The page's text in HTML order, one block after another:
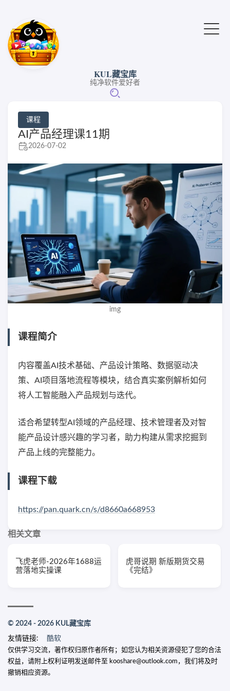
KUL藏宝库
纯净软件爱好者
课程
AI产品经理课11期
2026-07-02
img
课程简介
内容覆盖AI技术基础、产品设计策略、数据驱动决
策、AI项目落地流程等模块，结合真实案例解析如何
将人工智能融入产品规划与迭代。
适合希望转型AI领域的产品经理、技术管理者及对智
能产品设计感兴趣的学习者，助力构建从需求挖掘到
产品上线的完整能力。
课程下载
https://pan.quark.cn/s/d8660a668953
相关文章
飞虎老师-2026年1688运
营落地实操课
虎哥说期 新版期货交易
《完结》
© 2024 - 2026 KUL藏宝库
友情链接: 酷软
仅供学习交流，著作权归原作者所有；如您认为相关资源侵犯了您的合法
权益，请附上权利证明发送邮件至 kooshare@outlook.com，我们将及时
撤销相应资源。